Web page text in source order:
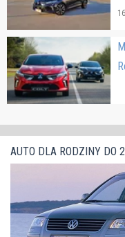
16
AUTO DLA RODZINY DO